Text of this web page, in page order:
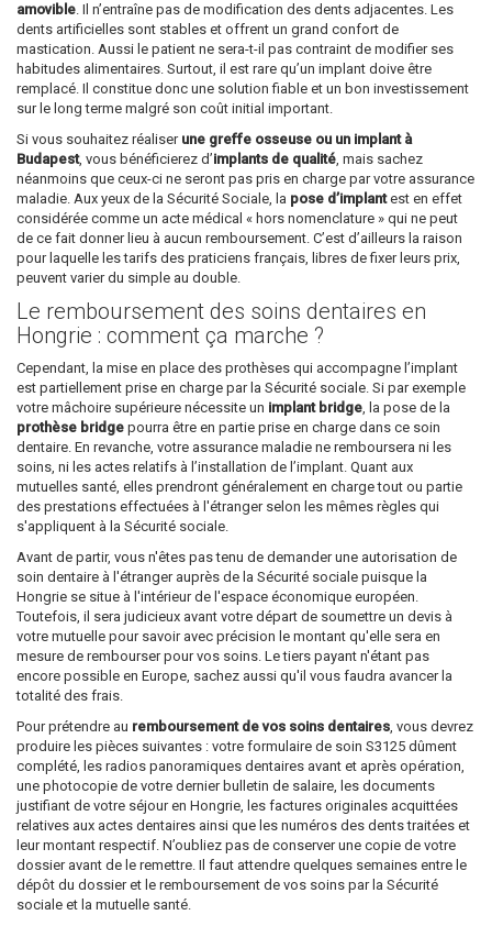
amovible. Il n’entraîne pas de modification des dents adjacentes. Les
dents artificielles sont stables et offrent un grand confort de
mastication. Aussi le patient ne sera-t-il pas contraint de modifier ses
habitudes alimentaires. Surtout, il est rare qu’un implant doive être
remplacé. Il constitue donc une solution fiable et un bon investissement
sur le long terme malgré son coût initial important.
Si vous souhaitez réaliser une greffe osseuse ou un implant à
Budapest, vous bénéficierez d’implants de qualité, mais sachez
néanmoins que ceux-ci ne seront pas pris en charge par votre assurance
maladie. Aux yeux de la Sécurité Sociale, la pose d’implantest en effet
considérée comme un acte médical « hors nomenclature » qui ne peut
de ce fait donner lieu à aucun remboursement. C’est d’ailleurs la raison
pour laquelle les tarifs des praticiens français, libres de fixer leurs prix,
peuvent varier du simple au double.
Le remboursement des soins dentaires en
Hongrie : comment ça marche ?
Cependant, la mise en place des prothèses qui accompagne l’implant
est partiellement prise en charge par la Sécurité sociale. Si par exemple
votre mâchoire supérieure nécessite un implant bridge, la pose de la
prothèse bridge pourra être en partie prise en charge dans ce soin
dentaire. En revanche, votre assurance maladie ne remboursera ni les
soins, ni les actes relatifs à l’installation de l’implant. Quant aux
mutuelles santé, elles prendront généralement en charge tout ou partie
des prestations effectuées à l'étranger selon les mêmes règles qui
s'appliquent à la Sécurité sociale.
Avant de partir, vous n'êtes pas tenu de demander une autorisation de
soin dentaire à l'étranger auprès de la Sécurité sociale puisque la
Hongrie se situe à l'intérieur de l'espace économique européen.
Toutefois, il sera judicieux avant votre départ de soumettre un devis à
votre mutuelle pour savoir avec précision le montant qu'elle sera en
mesure de rembourser pour vos soins. Le tiers payant n'étant pas
encore possible en Europe, sachez aussi qu'il vous faudra avancer la
totalité des frais.
Pour prétendre au remboursement de vos soins dentaires, vous devrez
produire les pièces suivantes : votre formulaire de soin S3125 dûment
complété, les radios panoramiques dentaires avant et après opération,
une photocopie de votre dernier bulletin de salaire, les documents
justifiant de votre séjour en Hongrie, les factures originales acquittées
relatives aux actes dentaires ainsi que les numéros des dents traitées et
leur montant respectif. N’oubliez pas de conserver une copie de votre
dossier avant de le remettre. Il faut attendre quelques semaines entre le
dépôt du dossier et le remboursement de vos soins par la Sécurité
sociale et la mutuelle santé.